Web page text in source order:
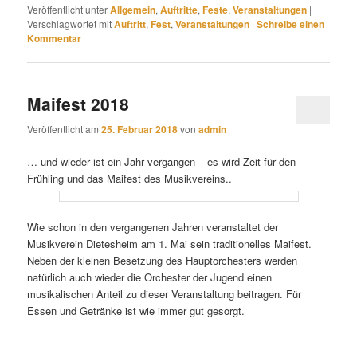
Veröffentlicht unterAllgemein,Auftritte,Feste,Veranstaltungen |
Verschlagwortet mitAuftritt,Fest,Veranstaltungen |Schreibe einen
Kommentar
Maifest 2018
Veröffentlicht am25. Februar 2018vonadmin
… und wieder ist ein Jahr vergangen – es wird Zeit für den
Frühling und das Maifest des Musikvereins..
Wie schon in den vergangenen Jahren veranstaltet der
Musikverein Dietesheim am 1. Mai sein traditionelles Maifest.
Neben der kleinen Besetzung des Hauptorchesters werden
natürlich auch wieder die Orchester der Jugend einen
musikalischen Anteil zu dieser Veranstaltung beitragen. Für
Essen und Getränke ist wie immer gut gesorgt.